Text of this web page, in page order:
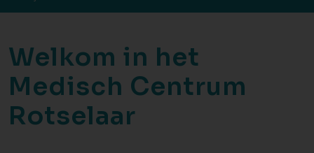
Welkom in het
Medisch Centrum
Rotselaar